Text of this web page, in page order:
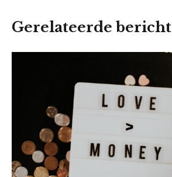
Gerelateerde